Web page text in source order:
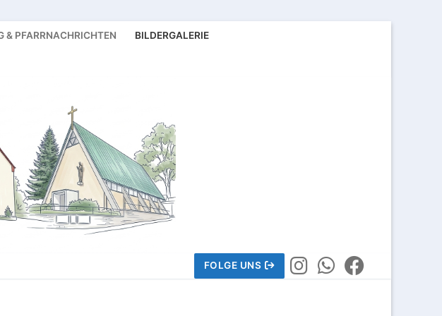
& PFARRNACHRICHTEN BILDERGALERIE
FOLGE UNS